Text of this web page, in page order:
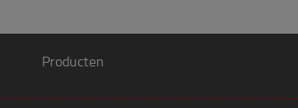
Producten